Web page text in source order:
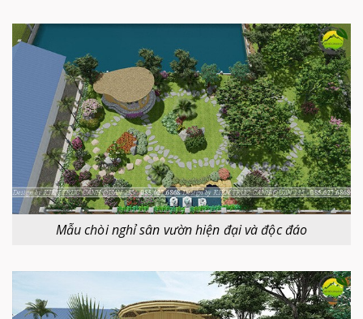
Mẫu chòi nghỉ sân vườn hiện đại và độc đáo